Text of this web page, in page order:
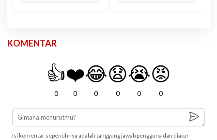
KOMENTAR
👍
0
❤️
0
😂
0
😧
0
😭
0
😡
0
Isi komentar sepenuhnya adalah tanggung jawab pengguna dan diatur